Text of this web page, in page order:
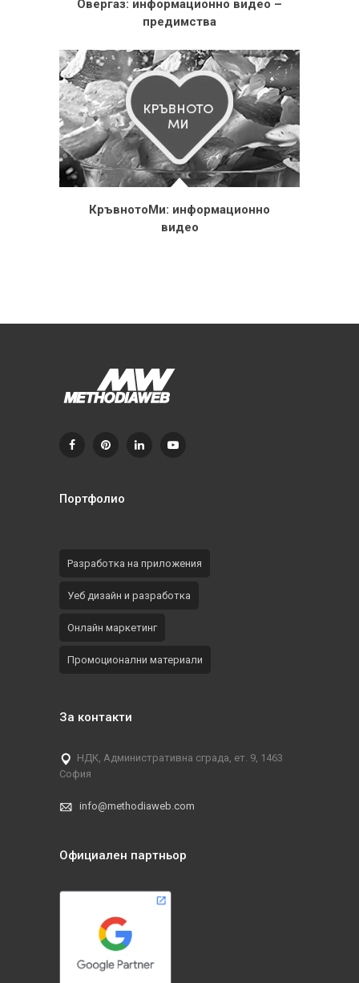
Овергаз: информационно видео –
предимства
КръвнотоМи: информационно
видео
Портфолио
Разработка на приложения
Уеб дизайн и разработка
Онлайн маркетинг
Промоционални материали
За контакти
НДК, Административна сграда, ет. 9, 1463
София
info@methodiaweb.com
Официален партньор